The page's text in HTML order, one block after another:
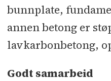
bunnplate,
annen betong er
lavkarbonbetong,
Godt samarbeid